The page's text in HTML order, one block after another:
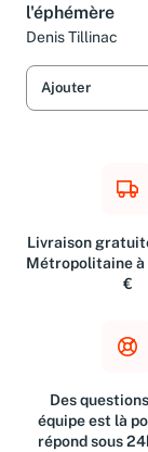
l'éphémère
Denis Tillinac
Ajouter
Livraison
Métropolitaine à
€
Des
équipe est là
répond sous